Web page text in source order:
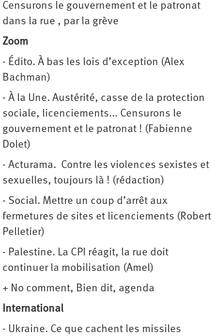
Censurons le gouvernement et le patronat
dans la rue , par la grève
Zoom
- Édito. À bas les lois d’exception (Alex
Bachman)
- À la Une. Austérité, casse de la protection
sociale, licenciements... Censurons le
gouvernement et le patronat ! (Fabienne
Dolet)
- Acturama. Contre les violences sexistes et
sexuelles, toujours là ! (rédaction)
- Social. Mettre un coup d’arrêt aux
fermetures de sites et licenciements (Robert
Pelletier)
- Palestine. La CPI réagit, la rue doit
continuer la mobilisation (Amel)
+ No comment, Bien dit, agenda
International
- Ukraine. Ce que cachent les missiles